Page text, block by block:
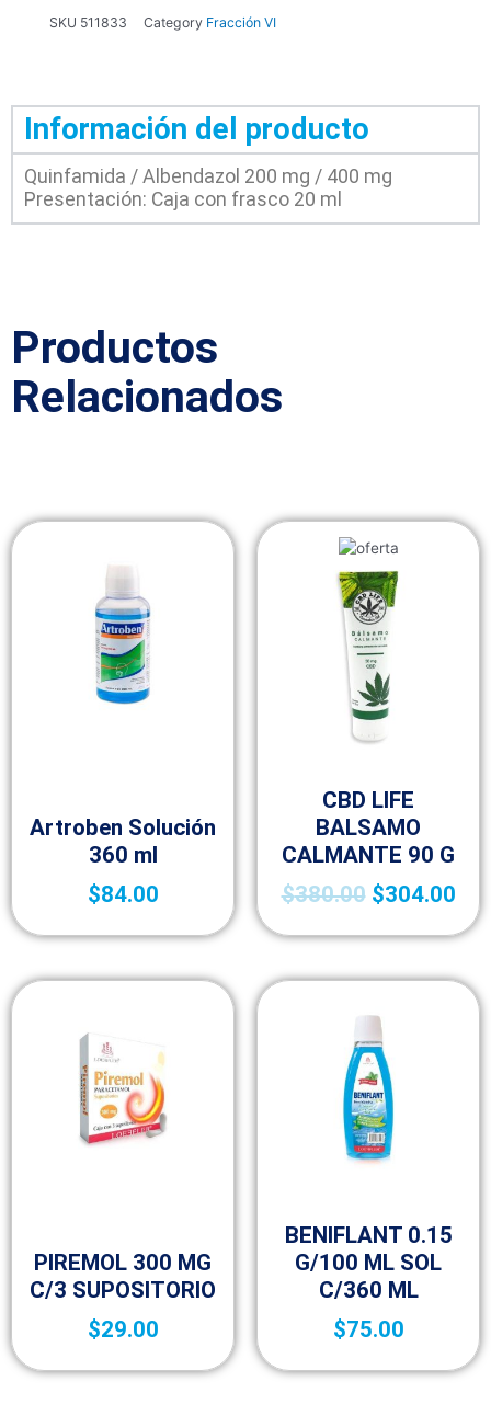
SKU 511833 Category Fracción VI
Información del producto
Quinfamida / Albendazol 200 mg / 400 mg
Presentación: Caja con frasco 20 ml
Productos
Relacionados
Artroben Solución
360 ml
$84.00
CBD LIFE
BALSAMO
CALMANTE 90 G
$380.00 $304.00
PIREMOL 300 MG
C/3 SUPOSITORIO
$29.00
BENIFLANT 0.15
G/100 ML SOL
C/360 ML
$75.00